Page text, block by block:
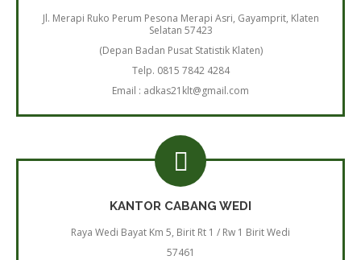
Jl. Merapi Ruko Perum Pesona Merapi Asri, Gayamprit, Klaten
Selatan 57423
(Depan Badan Pusat Statistik Klaten)
Telp. 0815 7842 4284
Email : adkas21klt@gmail.com
KANTOR CABANG WEDI
Raya Wedi Bayat Km 5, Birit Rt 1 / Rw 1 Birit Wedi
57461